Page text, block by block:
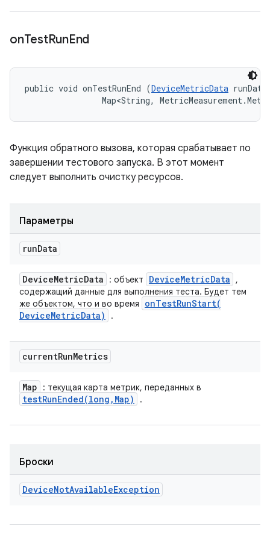
onTestRunEnd
public void onTestRunEnd (DeviceMetricData
Map<String,
Функция обратного вызова, которая срабатывает по
завершении тестового запуска. В этот момент
следует выполнить очистку ресурсов.
Параметры
runData
DeviceMetricData : объект DeviceMetricData
,
содержащий данные для выполнения теста. Будет тем
же объектом, что и во время
onTestRunStart(
DeviceMetricData) .
currentRunMetrics
Map : текущая карта метрик, переданных в
testRunEnded(long , Map) .
Броски
DeviceNotAvailableException